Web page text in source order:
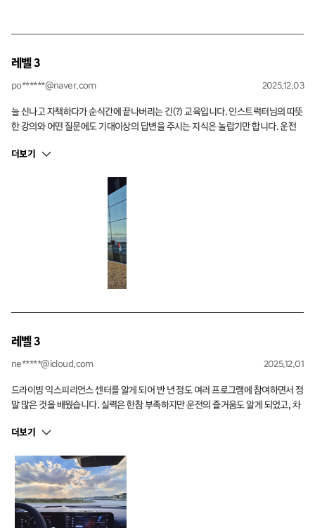
레벨 3
po******@naver.com 2025.12.03
늘 신나고 자책하다가 순식간에 끝나버리는 긴(?) 교육입니다. 인스트럭터님의 따뜻
한 강의와 어떤 질문에도 기대이상의 답변을 주시는 지식은 놀랍기만 합니다. 운전
더보기
레벨 3
ne*****@icloud.com 2025.12.01
드라이빙 익스피리언스 센터를 알게 되어 반 년 정도 여러 프로그램에 참여하면서 정
말 많은 것을 배웠습니다. 실력은 한참 부족하지만 운전의 즐거움도 알게 되었고, 차
성적으로 가르쳐 주신 여러 인스트럭터 선생님들께 감사드립니다. 내년에도 좋은 프
더보기